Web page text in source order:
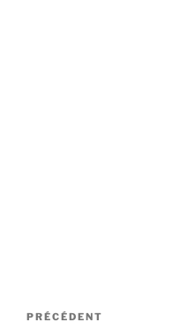
Navigation
Article
PRÉCÉDENT